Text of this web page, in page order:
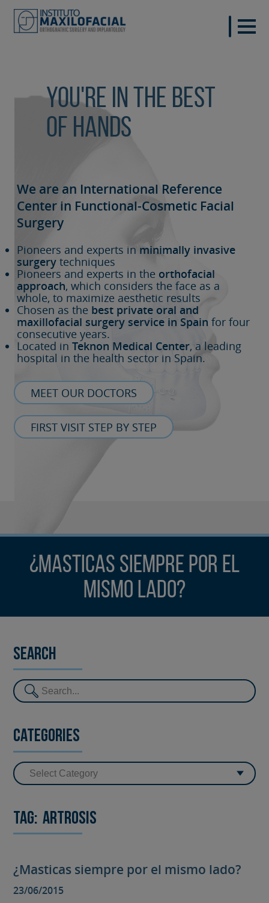
You're in the best
of hands
We are an International Reference
Center in Functional-Cosmetic Facial
Surgery
Pioneers and experts in minimally invasive
surgery techniques
Pioneers and experts in the orthofacial
approach, which considers the face as a
whole, to maximize aesthetic results
Chosen as the best private oral and
maxillofacial surgery service in Spain for four
consecutive years.
Located in Teknon Medical Center, a leading
hospital in the health sector in Spain.
MEET OUR DOCTORS
FIRST VISIT STEP BY STEP
¿Masticas siempre por el
mismo lado?
Search
Categories
Tag: Artrosis
¿Masticas siempre por el mismo lado?
23/06/2015